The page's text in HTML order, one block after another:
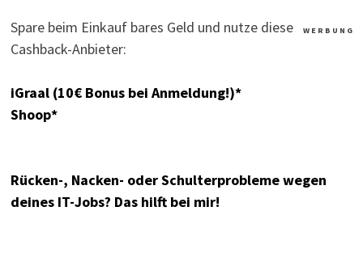
W E R B U N G
Spare beim Einkauf bares Geld und nutze diese
Cashback-Anbieter:
iGraal (10€ Bonus bei Anmeldung!)*
Shoop*
Rücken-, Nacken- oder Schulterprobleme wegen
deines IT-Jobs? Das hilft bei mir!